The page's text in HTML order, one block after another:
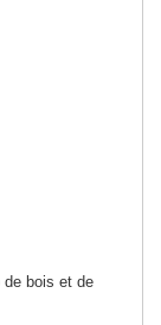
de bois et de